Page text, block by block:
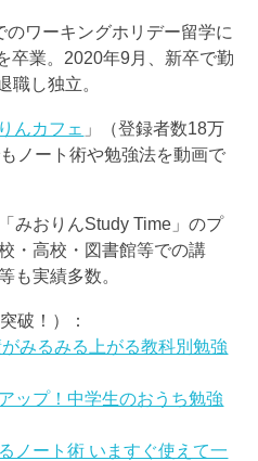
ワーキングホリデー留学に
卒業。2020年9月、新卒で勤
職し独立。
んカフェ 」（登録者数18万
ノート術や勉強法を動画で
みおりんStudy Time」のプ
・高校・図書館等での講
も実績多数。
破！）：
みるみる上がる教科別勉強
ップ！中学生のおうち勉強
ノート術 いますぐ使えて一